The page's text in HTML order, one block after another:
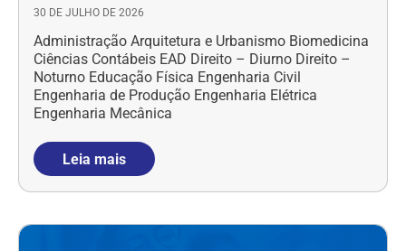
30 DE JULHO DE 2026
Administração Arquitetura e Urbanismo Biomedicina
Ciências Contábeis EAD Direito – Diurno Direito –
Noturno Educação Física Engenharia Civil
Engenharia de Produção Engenharia Elétrica
Engenharia Mecânica
Leia mais